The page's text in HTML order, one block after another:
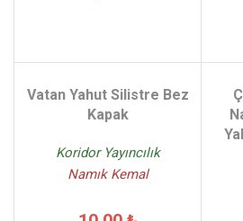
Vatan Yahut Silistre Bez
Kapak
Koridor Yayıncılık
Namık Kemal